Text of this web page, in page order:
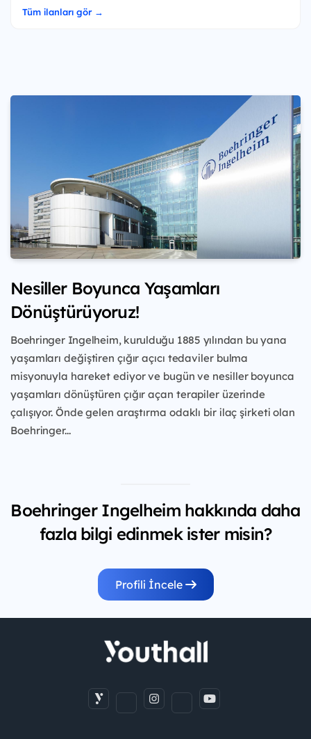
Tüm ilanları gör →
Nesiller Boyunca Yaşamları
Dönüştürüyoruz!
Boehringer Ingelheim, kurulduğu 1885 yılından bu yana
yaşamları değiştiren çığır açıcı tedaviler bulma
misyonuyla hareket ediyor ve bugün ve nesiller boyunca
yaşamları dönüştüren çığır açan terapiler üzerinde
çalışıyor. Önde gelen araştırma odaklı bir ilaç şirketi olan
Boehringer...
Boehringer Ingelheim hakkında daha
fazla bilgi edinmek ister misin?
Profili İncele